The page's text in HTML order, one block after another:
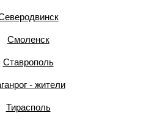
Смоленск
Ставрополь
- жители
Тирасполь